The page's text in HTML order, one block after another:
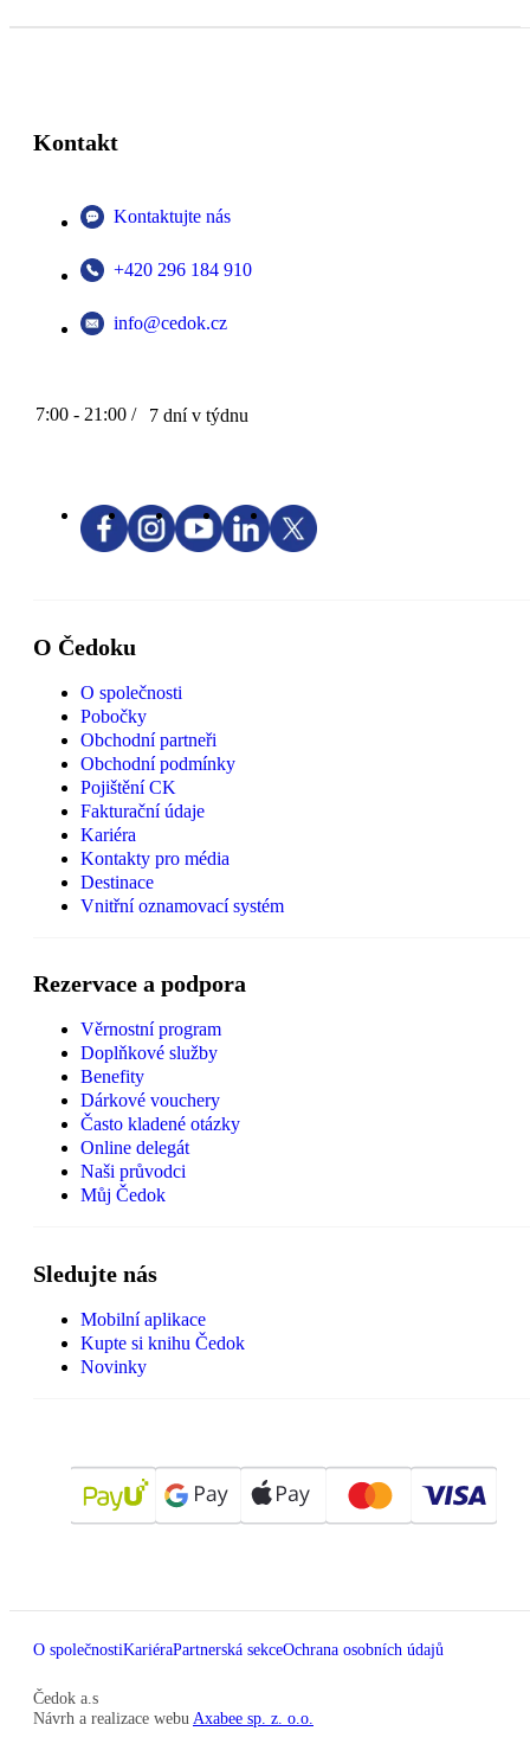
Kontakt
Kontaktujte nás
+420 296 184 910
info@cedok.cz
7:00 - 21:00 / 7 dní v týdnu
O Čedoku
O společnosti
Pobočky
Obchodní partneři
Obchodní podmínky
Pojištění CK
Fakturační údaje
Kariéra
Kontakty pro média
Destinace
Vnitřní oznamovací systém
Rezervace a podpora
Věrnostní program
Doplňkové služby
Benefity
Dárkové vouchery
Často kladené otázky
Online delegát
Naši průvodci
Můj Čedok
Sledujte nás
Mobilní aplikace
Kupte si knihu Čedok
Novinky
O společnostiKariéraPartnerská sekceOchrana osobních údajů
Čedok a.s
Návrh a realizace webu Axabee sp. z. o.o.